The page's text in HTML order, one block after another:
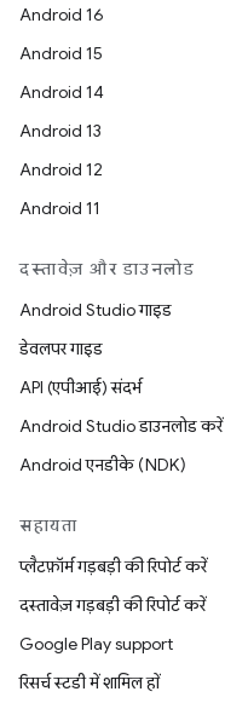
Android 16
Android 15
Android 14
Android 13
Android 12
Android 11
दस्तावेज़ और डाउनलोड
Android Studio गाइड
डेवलपर गाइड
API (एपीआई) संदर्भ
Android Studio डाउनलोड करें
Android एनडीके (NDK)
सहायता
प्लैटफ़ॉर्म गड़बड़ी की रिपोर्ट करें
दस्तावेज़ गड़बड़ी की रिपोर्ट करें
Google Play support
रिसर्च स्टडी में शामिल हों